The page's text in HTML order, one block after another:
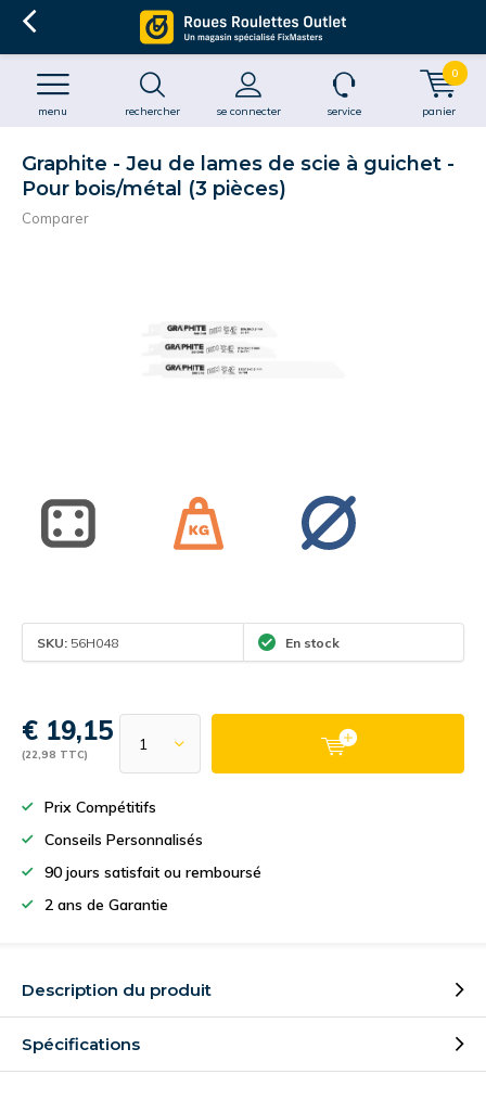
rechercher se connecter
menu service panier
0
Graphite - Jeu de lames de scie à guichet -
Pour bois/métal (3 pièces)
Comparer
SKU: 56H048 En stock
€ 19,15
(22,98 TTC)
Prix Compétitifs
Conseils Personnalisés
90 jours satisfait ou remboursé
2 ans de Garantie
Description du produit
Spécifications